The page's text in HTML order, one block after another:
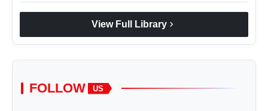
View Full Library chevron_right
FOLLOW US